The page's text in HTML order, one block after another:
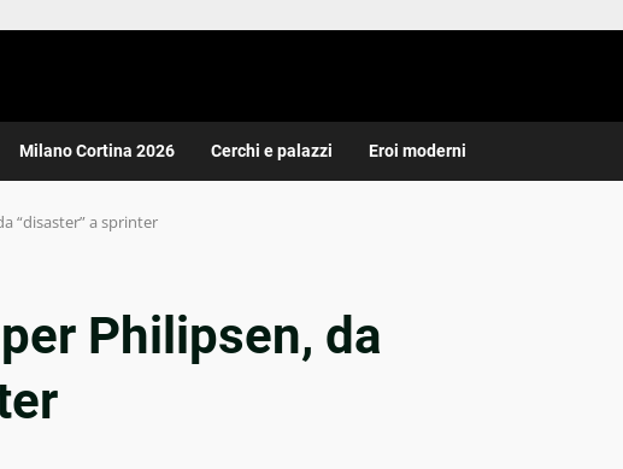
Milano Cortina 2026 Cerchi e palazzi Eroi moderni
“disaster” a sprinter
Philipsen, da